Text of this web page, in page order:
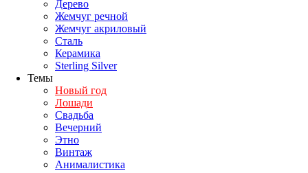
Дерево
Жемчуг речной
Жемчуг акриловый
Сталь
Керамика
Sterling Silver
Темы
Новый год
Лошади
Свадьба
Вечерний
Этно
Винтаж
Анималистика